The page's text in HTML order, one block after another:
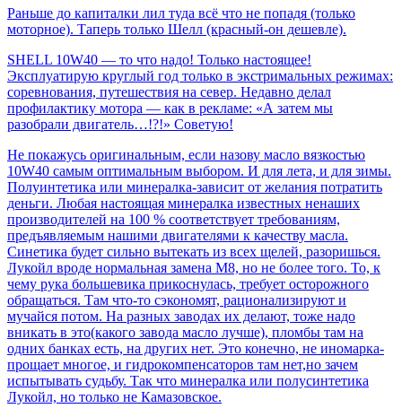
Раньше до капиталки лил туда всё что не попадя (только
моторное). Таперь только Шелл (красный-он дешевле).
SHELL 10W40 — то что надо! Только настоящее!
Эксплуатирую круглый год только в экстримальных режимах:
соревнования, путешествия на север. Недавно делал
профилактику мотора — как в рекламе: «А затем мы
разобрали двигатель…!?!» Советую!
Не покажусь оригинальным, если назову масло вязкостью
10W40 самым оптимальным выбором. И для лета, и для зимы.
Полуинтетика или минералка-зависит от желания потратить
деньги. Любая настоящая минералка известных ненаших
производителей на 100 % соответствует требованиям,
предъявляемым нашими двигателями к качеству масла.
Синетика будет сильно вытекать из всех щелей, разоришься.
Лукойл вроде нормальная замена М8, но не более того. То, к
чему рука большевика прикоснулась, требует осторожного
обращаться. Там что-то сэкономят, рационализируют и
мучайся потом. На разных заводах их делают, тоже надо
вникать в это(какого завода масло лучше), пломбы там на
одних банках есть, на других нет. Это конечно, не иномарка-
прощает многое, и гидрокомпенсаторов там нет,но зачем
испытывать судьбу. Так что минералка или полусинтетика
Лукойл, но только не Камазовское.